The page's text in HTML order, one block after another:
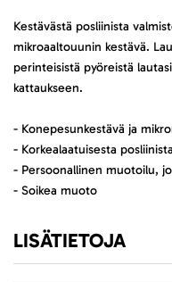
Kestävästä posliinista
mikroaaltouunin kestävä.
perinteisistä pyöreistä
kattaukseen.
- Konepesunkestävä ja
- Korkealaatuisesta
- Persoonallinen muotoilu,
- Soikea muoto
LISÄTIETOJA